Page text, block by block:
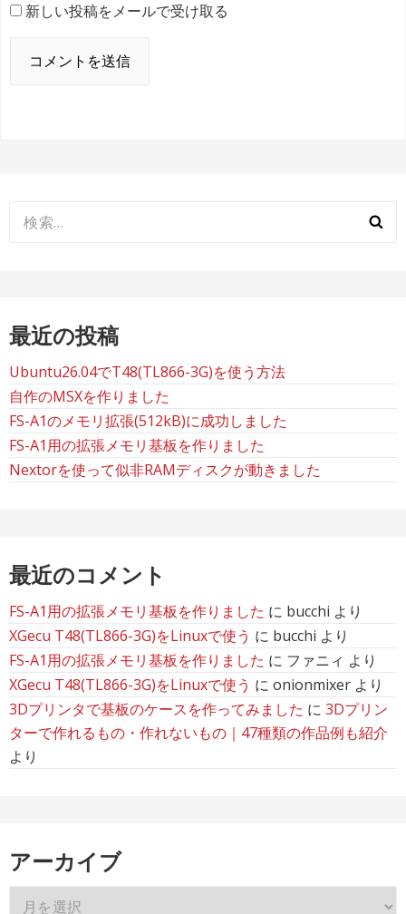
新しい投稿をメールで受け取る
最近の投稿
Ubuntu26.04でT48(TL866-3G)を使う方法
自作のMSXを作りました
FS-A1のメモリ拡張(512kB)に成功しました
FS-A1用の拡張メモリ基板を作りました
Nextorを使って似非RAMディスクが動きました
最近のコメント
FS-A1用の拡張メモリ基板を作りました に bucchi より
XGecu T48(TL866-3G)をLinuxで使う に bucchi より
FS-A1用の拡張メモリ基板を作りました に ファニィ より
XGecu T48(TL866-3G)をLinuxで使う に onionmixer より
3Dプリンタで基板のケースを作ってみました に 3Dプリン
ターで作れるもの・作れないもの｜47種類の作品例も紹介
より
アーカイブ